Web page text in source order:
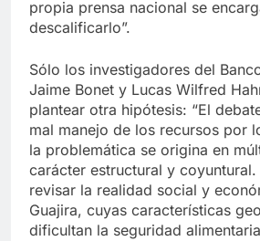
propia prensa nacional se
descalificarlo”.
Sólo los investigadores del
Jaime Bonet y Lucas Wilfred
plantear otra hipótesis: “El
mal manejo de los recursos por
la problemática se origina en
carácter estructural y
revisar la realidad social y
Guajira, cuyas características
dificultan la seguridad